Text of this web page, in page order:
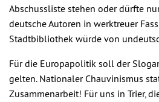
Abschussliste stehen oder dürfte
deutsche Autoren in werktreuer
Stadtbibliothek würde von
Für die Europapolitik soll der
gelten. Nationaler Chauvinismus
Zusammenarbeit! Für uns in Trier,